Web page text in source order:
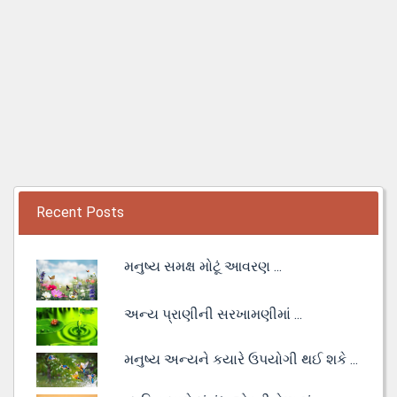
Recent Posts
મનુષ્ય સમક્ષ મોટૂં આવરણ ...
અન્ય પ્રાણીની સરખામણીમાં ...
મનુષ્ય અન્યને કયારે ઉપયોગી થઈ શકે ...